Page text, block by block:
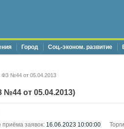
Город Соц.-эконом. развитие
ФЗ №44 от 05.04.2013
от 05.04.2013)
приёма заявок: 16.06.2023 10:00:00